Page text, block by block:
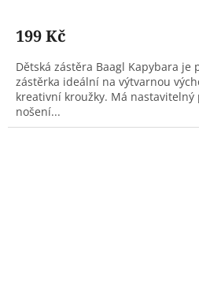
199 Kč
Dětská zástěra Baagl Kapybara je
zástěrka ideální na výtvarnou
kreativní kroužky. Má
nošení...